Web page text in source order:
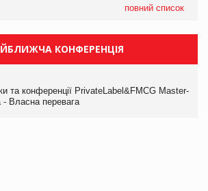
повний список
КОНФЕРЕНЦІЯ
та конференції PrivateLabel&FMCG Master-
Власна перевага